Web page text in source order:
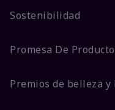
Sostenibilidad
Promesa De Producto
Premios de belleza y